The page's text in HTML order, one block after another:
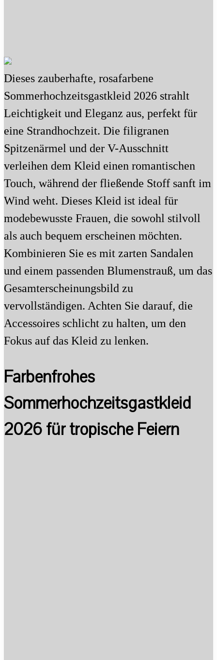
Dieses zauberhafte, rosafarbene
Sommerhochzeitsgastkleid 2026 strahlt
Leichtigkeit und Eleganz aus, perfekt für
eine Strandhochzeit. Die filigranen
Spitzenärmel und der V-Ausschnitt
verleihen dem Kleid einen romantischen
Touch, während der fließende Stoff sanft im
Wind weht. Dieses Kleid ist ideal für
modebewusste Frauen, die sowohl stilvoll
als auch bequem erscheinen möchten.
Kombinieren Sie es mit zarten Sandalen
und einem passenden Blumenstrauß, um das
Gesamterscheinungsbild zu
vervollständigen. Achten Sie darauf, die
Accessoires schlicht zu halten, um den
Fokus auf das Kleid zu lenken.
Farbenfrohes
Sommerhochzeitsgastkleid
2026 für tropische Feiern